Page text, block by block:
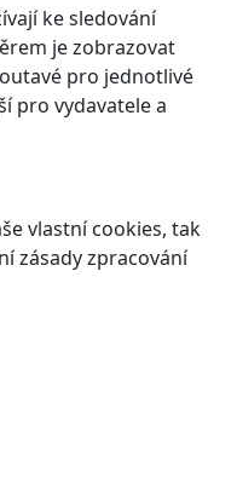
ke sledování
je zobrazovat
pro jednotlivé
pro vydavatele a
vlastní cookies, tak
zásady zpracování